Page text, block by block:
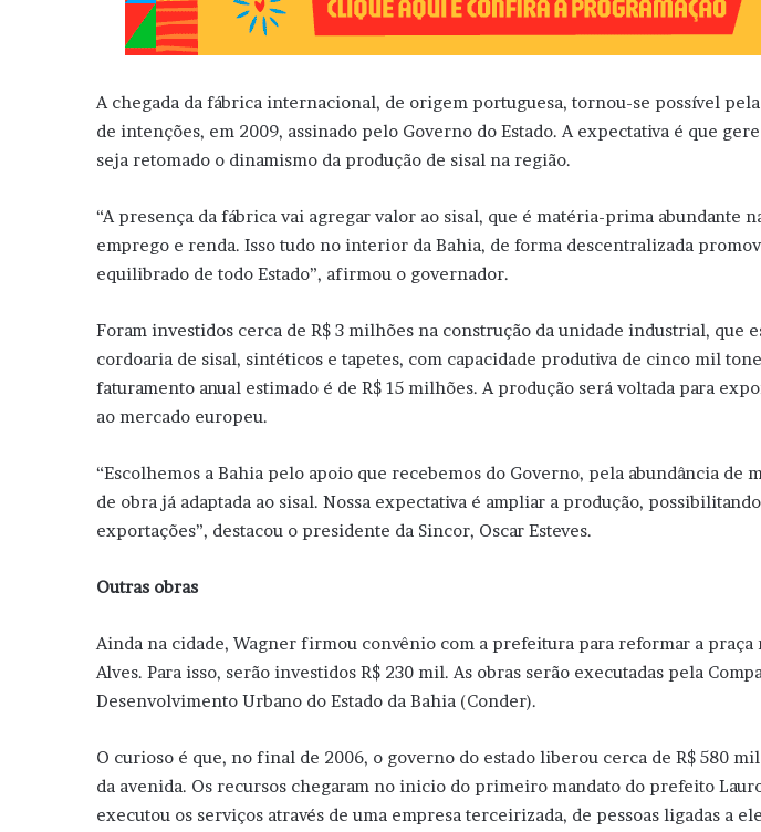
A chegada da fábrica internacional, de origem portuguesa, tornou-se possível
de intenções, em 2009, assinado pelo Governo do Estado. A expectativa é que
seja retomado o dinamismo da produção de sisal na região.
“A presença da fábrica vai agregar valor ao sisal, que é matéria-prima abundante
emprego e renda. Isso tudo no interior da Bahia, de forma descentralizada
equilibrado de todo Estado”, afirmou o governador.
Foram investidos cerca de R$ 3 milhões na construção da unidade industrial, que
cordoaria de sisal, sintéticos e tapetes, com capacidade produtiva de cinco mil
faturamento anual estimado é de R$ 15 milhões. A produção será voltada para
ao mercado europeu.
“Escolhemos a Bahia pelo apoio que recebemos do Governo, pela abundância de
de obra já adaptada ao sisal. Nossa expectativa é ampliar a produção,
exportações”, destacou o presidente da Sincor, Oscar Esteves.
Outras obras
Ainda na cidade, Wagner firmou convênio com a prefeitura para reformar a
Alves. Para isso, serão investidos R$ 230 mil. As obras serão executadas pela
Desenvolvimento Urbano do Estado da Bahia (Conder).
O curioso é que, no final de 2006, o governo do estado liberou cerca de R$ 580
da avenida. Os recursos chegaram no inicio do primeiro mandato do prefeito
executou os serviços através de uma empresa terceirizada, de pessoas ligadas a